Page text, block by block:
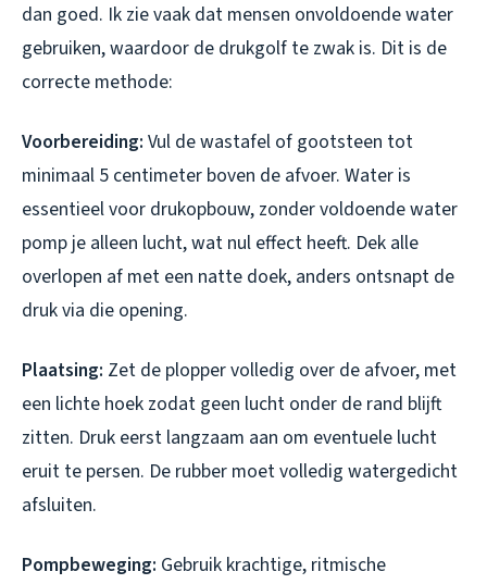
dan goed. Ik zie vaak dat mensen onvoldoende water
gebruiken, waardoor de drukgolf te zwak is. Dit is de
correcte methode:
Voorbereiding: Vul de wastafel of gootsteen tot
minimaal 5 centimeter boven de afvoer. Water is
essentieel voor drukopbouw, zonder voldoende water
pomp je alleen lucht, wat nul effect heeft. Dek alle
overlopen af met een natte doek, anders ontsnapt de
druk via die opening.
Plaatsing: Zet de plopper volledig over de afvoer, met
een lichte hoek zodat geen lucht onder de rand blijft
zitten. Druk eerst langzaam aan om eventuele lucht
eruit te persen. De rubber moet volledig watergedicht
afsluiten.
Pompbeweging: Gebruik krachtige, ritmische